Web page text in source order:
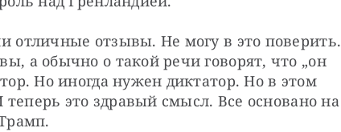
отличные отзывы. Не могу в это поверить.
а обычно о такой речи говорят, что „он
Но иногда нужен диктатор. Но в этом
теперь это здравый смысл. Все основано на